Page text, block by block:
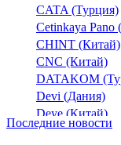
CATA (Турция)
Cetinkaya Pano
CHINT (Китай)
CNC (Китай)
DATAKOM
Devi (Дания)
Deye (Китай)
DigiTop
Последние новости